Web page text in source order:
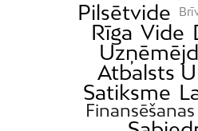
Pilsētvide
Rīga Vide
Atbalsts
Satiksme